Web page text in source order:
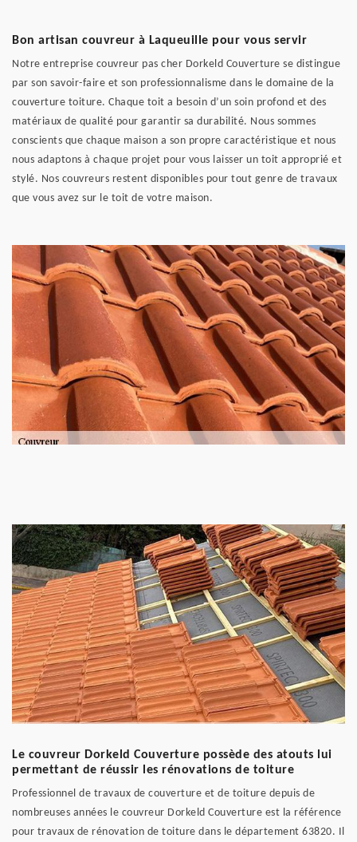
Bon artisan couvreur à Laqueuille pour vous servir
Notre entreprise couvreur pas cher Dorkeld Couverture se distingue
par son savoir-faire et son professionnalisme dans le domaine de la
couverture toiture. Chaque toit a besoin d’un soin profond et des
matériaux de qualité pour garantir sa durabilité. Nous sommes
conscients que chaque maison a son propre caractéristique et nous
nous adaptons à chaque projet pour vous laisser un toit approprié et
stylé. Nos couvreurs restent disponibles pour tout genre de travaux
que vous avez sur le toit de votre maison.
Le couvreur Dorkeld Couverture possède des atouts lui
permettant de réussir les rénovations de toiture
Professionnel de travaux de couverture et de toiture depuis de
nombreuses années le couvreur Dorkeld Couverture est la référence
pour travaux de rénovation de toiture dans le département 63820. Il